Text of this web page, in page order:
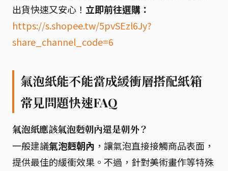
出貨快速又安心！ 立即前往選購：
https://s.shopee.tw/5pvSEzl6Jy?
share_channel_code=6
氣泡紙能不能當成緩衝層搭配紙箱
常見問題快速FAQ
氣泡紙應該氣泡麪朝內還是朝外？
一般建議氣泡麪朝內 ，讓氣泡直接接觸商品表面，
提供最佳的緩衝效果。不過，針對美術畫作等特殊